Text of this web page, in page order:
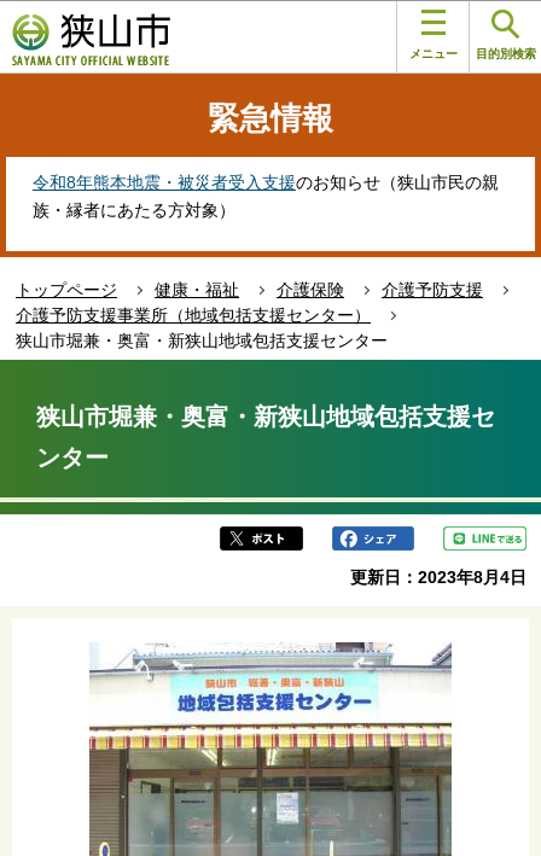
の
ペ
す
メニュー 目的別検索
緊急情報
令和8年熊本地震・被災者受入支援のお知らせ（狭山市民の親
族・縁者にあたる方対象）
トップページ 健康・福祉 介護保険
介護予防支援
介護予防支援事業所（地域包括支援センター）
狭山市堀兼・奥富・新狭山地域包括支援センター
ら
狭山市堀兼・奥富・新狭山地域包括支援セ
ンター
更新日：2023年8月4日